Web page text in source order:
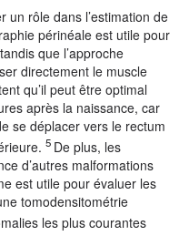
un rôle dans l’estimation de
périnéale est utile pour
que l’approche
directement le muscle
qu’il peut être optimal
après la naissance, car
se déplacer vers le rectum
5 De plus, les
d’autres malformations
est utile pour évaluer les
tomodensitométrie
les plus courantes